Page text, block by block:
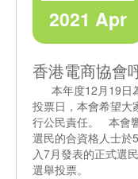
2021 Apr
香港電商協會
本年度12月19日
投票日，本會希望大
行公民責任。 本會
選民的合資格人士於
入7月發表的正式選
選舉投票。